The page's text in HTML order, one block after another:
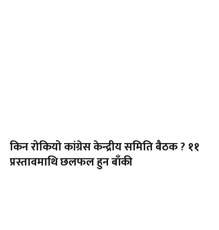
किन रोकियो कांग्रेस केन्द्रीय समिति बैठक ? ११
प्रस्तावमाथि छलफल हुन बाँकी